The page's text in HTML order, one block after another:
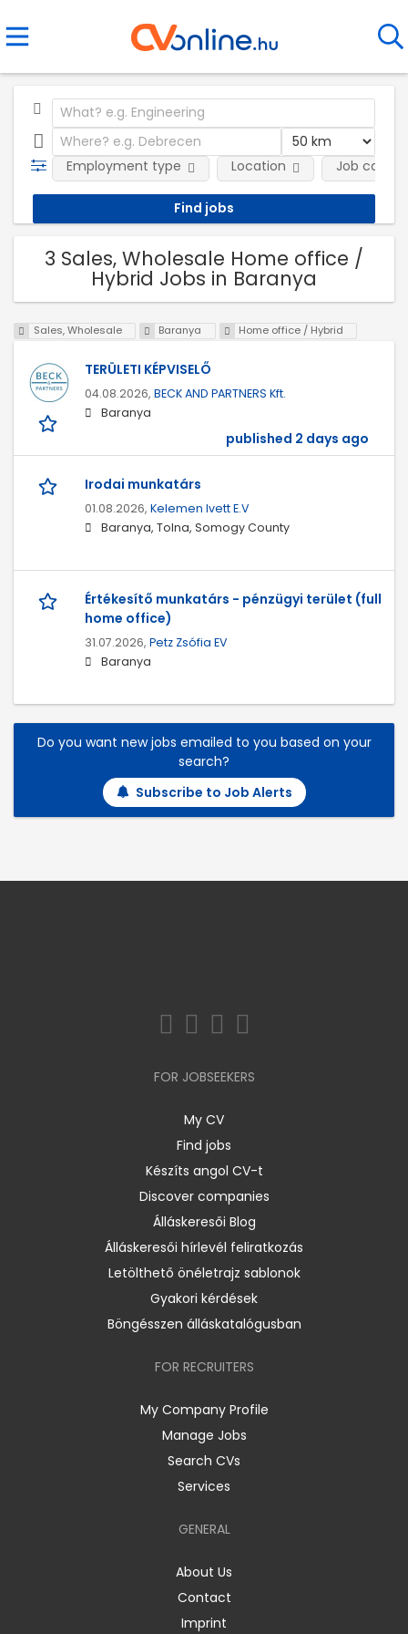
Employment type Location Job
3 Sales, Wholesale Home office /
Hybrid Jobs in Baranya
Sales, Wholesale Baranya Home office / Hybrid
TERÜLETI KÉPVISELŐ
04.08.2026, BECK AND PARTNERS Kft.
Baranya
published 2 days ago
Irodai munkatárs
01.08.2026, Kelemen Ivett E.V
Baranya, Tolna, Somogy County
Értékesítő munkatárs - pénzügyi terület (full
home office)
31.07.2026, Petz Zsófia EV
Baranya
Do you want new jobs emailed to you based on your
search?
Subscribe to Job Alerts
FOR JOBSEEKERS
My CV
Find jobs
Készíts angol CV-t
Discover companies
Álláskeresői Blog
Álláskeresői hírlevél feliratkozás
Letölthető önéletrajz sablonok
Gyakori kérdések
Böngésszen álláskatalógusban
FOR RECRUITERS
My Company Profile
Manage Jobs
Search CVs
Services
GENERAL
About Us
Contact
Imprint